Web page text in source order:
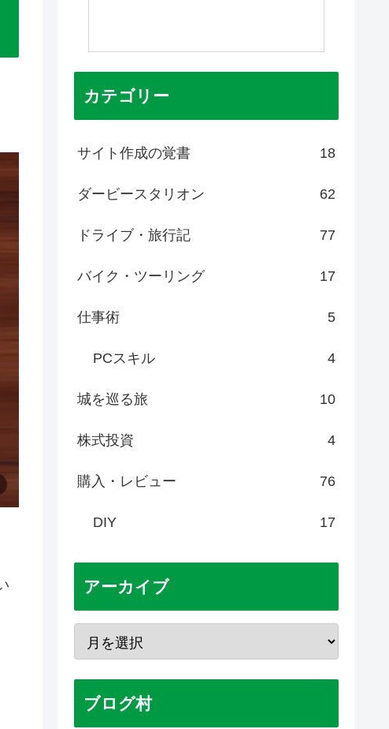
カテゴリー
サイト作成の覚書 18
ダービースタリオン 62
ドライブ・旅行記 77
バイク・ツーリング 17
仕事術 5
PCスキル 4
城を巡る旅 10
株式投資 4
購入・レビュー 76
DIY 17
アーカイブ
ブログ村